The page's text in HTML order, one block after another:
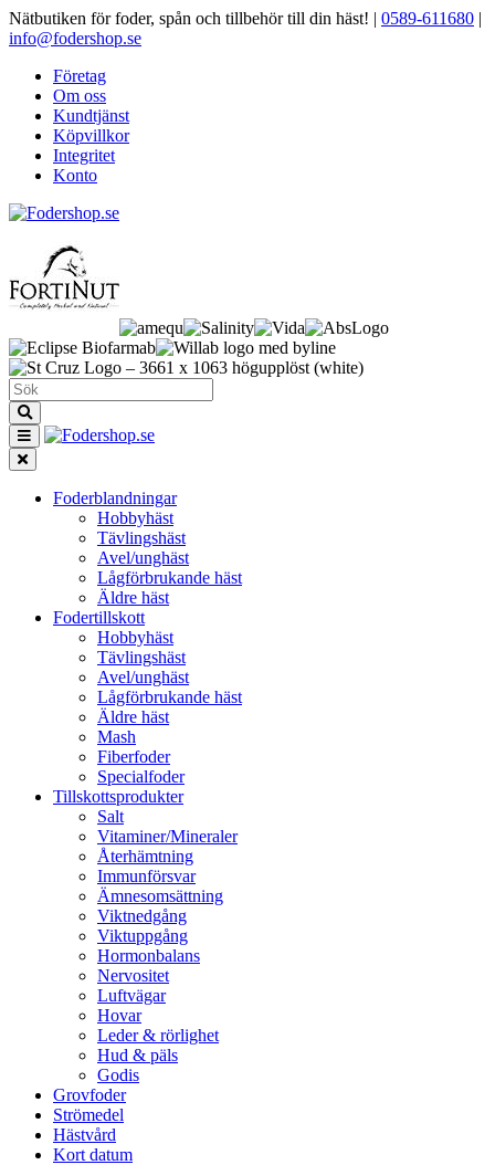
Nätbutiken för foder, spån och tillbehör till din häst! | 0589-611680 |
info@fodershop.se
Företag
Om oss
Kundtjänst
Köpvillkor
Integritet
Konto
Foderblandningar
Hobbyhäst
Tävlingshäst
Avel/unghäst
Lågförbrukande häst
Äldre häst
Fodertillskott
Hobbyhäst
Tävlingshäst
Avel/unghäst
Lågförbrukande häst
Äldre häst
Mash
Fiberfoder
Specialfoder
Tillskottsprodukter
Salt
Vitaminer/Mineraler
Återhämtning
Immunförsvar
Ämnesomsättning
Viktnedgång
Viktuppgång
Hormonbalans
Nervositet
Luftvägar
Hovar
Leder & rörlighet
Hud & päls
Godis
Grovfoder
Strömedel
Hästvård
Kort datum